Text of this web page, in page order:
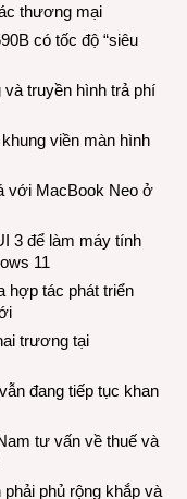
thương mại
có tốc độ “siêu
và truyền hình trả phí
viền màn hình
với MacBook Neo ở
3 để làm máy tính
11
hợp tác phát triển
trương tại
đang tiếp tục khan
tư vấn về thuế và
phủ rộng khắp và